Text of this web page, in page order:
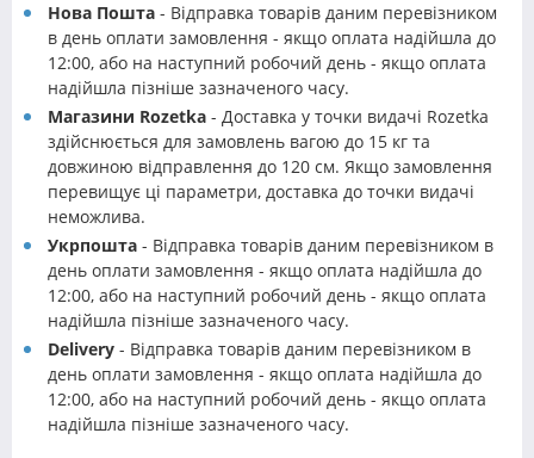
Нова Пошта - Відправка товарів даним перевізником
в день оплати замовлення - якщо оплата надійшла до
12:00, або на наступний робочий день - якщо оплата
надійшла пізніше зазначеного часу.
Магазини Rozetka - Доставка у точки видачі Rozetka
здійснюється для замовлень вагою до 15 кг та
довжиною відправлення до 120 см. Якщо замовлення
перевищує ці параметри, доставка до точки видачі
неможлива.
Укрпошта - Відправка товарів даним перевізником в
день оплати замовлення - якщо оплата надійшла до
12:00, або на наступний робочий день - якщо оплата
надійшла пізніше зазначеного часу.
Delivery - Відправка товарів даним перевізником в
день оплати замовлення - якщо оплата надійшла до
12:00, або на наступний робочий день - якщо оплата
надійшла пізніше зазначеного часу.